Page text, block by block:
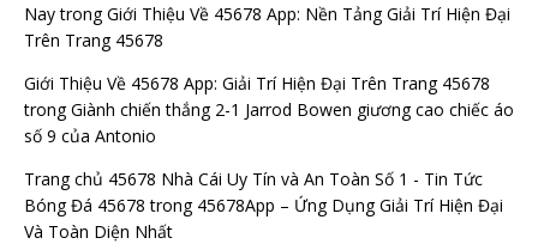
NaytrongGiới Thiệu Về 45678 App: Nền Tảng Giải Trí Hiện Đại
Trên Trang 45678
Giới Thiệu Về 45678 App: Giải Trí Hiện Đại Trên Trang 45678
trongGiành chiến thắng 2-1 Jarrod Bowen giương cao chiếc áo
số 9 của Antonio
Trang chủ 45678 Nhà Cái Uy Tín và An Toàn Số 1 - Tin Tức
Bóng Đá 45678 trong 45678App – Ứng Dụng Giải Trí Hiện Đại
Và Toàn Diện Nhất